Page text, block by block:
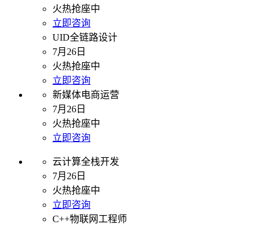
火热抢座中
立即咨询
UID全链路设计
7月26日
火热抢座中
立即咨询
新媒体电商运营
7月26日
火热抢座中
立即咨询
云计算全栈开发
7月26日
火热抢座中
立即咨询
C++物联网工程师